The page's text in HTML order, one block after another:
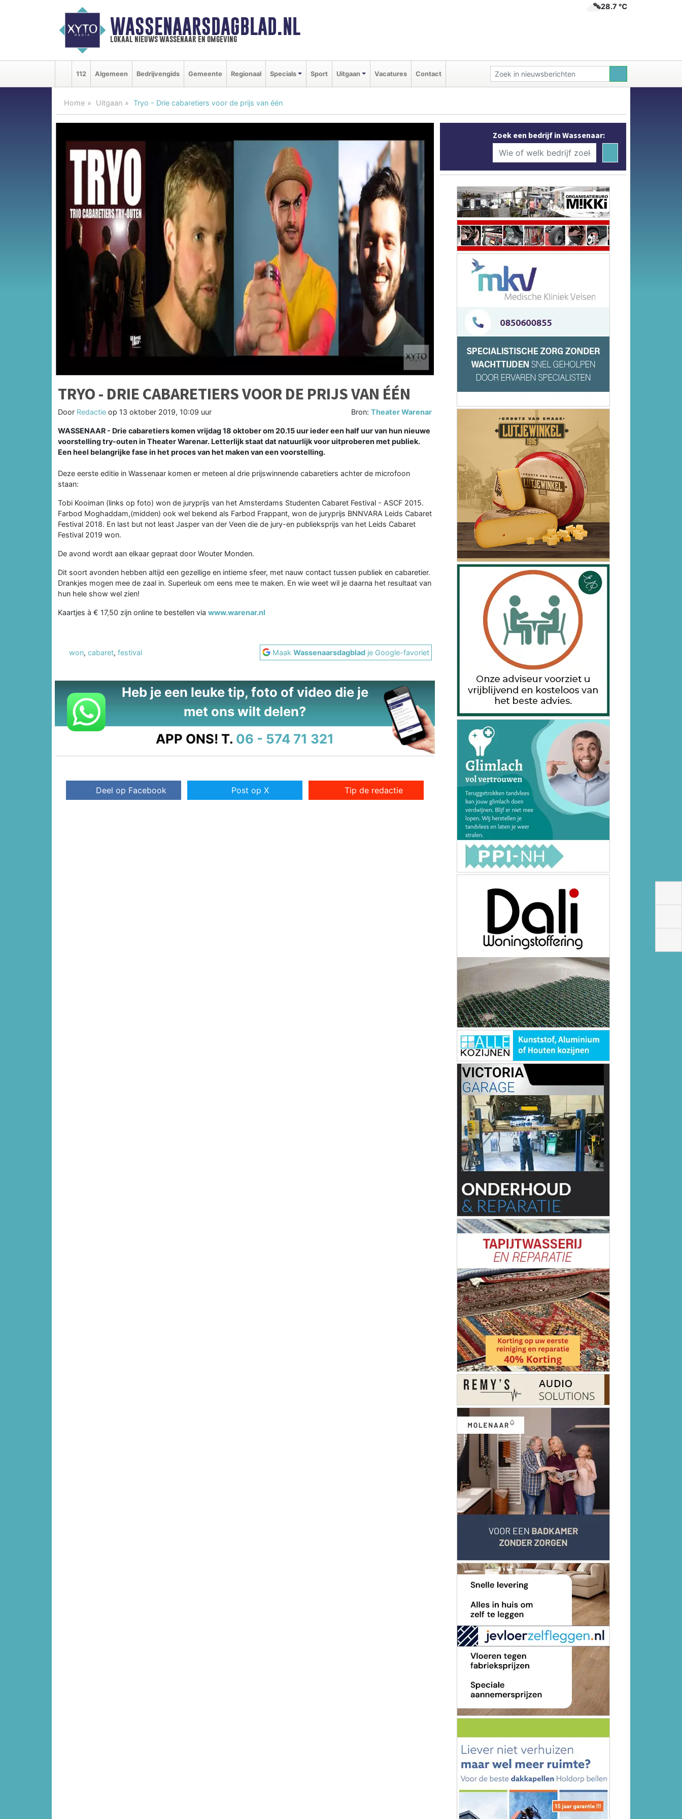
WASSENAARSDAGBLAD.NL
lokaal nieuws wassenaar en omgeving
28.7 ℃
112 Algemeen Bedrijvengids Gemeente Regionaal Specials Sport Uitgaan Vacatures Contact
Home Uitgaan Tryo - Drie cabaretiers voor de prijs van één
TRYO - DRIE CABARETIERS VOOR DE PRIJS VAN ÉÉN
Door Redactie op 13 oktober 2019, 10:09 uur Bron:Theater Warenar
WASSENAAR - Drie cabaretiers komen vrijdag 18 oktober om 20.15 uur ieder een half uur van hun nieuwe
voorstelling try-outen in Theater Warenar. Letterlijk staat dat natuurlijk voor uitproberen met publiek.
Een heel belangrijke fase in het proces van het maken van een voorstelling.
Deze eerste editie in Wassenaar komen er meteen al drie prijswinnende cabaretiers achter de microfoon
staan:
Tobi Kooiman (links op foto) won de juryprijs van het Amsterdams Studenten Cabaret Festival - ASCF 2015.
Farbod Moghaddam,(midden) ook wel bekend als Farbod Frappant, won de juryprijs BNNVARA Leids Cabaret
Festival 2018. En last but not least Jasper van der Veen die de jury-en publieksprijs van het Leids Cabaret
Festival 2019 won.
De avond wordt aan elkaar gepraat door Wouter Monden.
Dit soort avonden hebben altijd een gezellige en intieme sfeer, met nauw contact tussen publiek en cabaretier.
Drankjes mogen mee de zaal in. Superleuk om eens mee te maken. En wie weet wil je daarna het resultaat van
hun hele show wel zien!
Kaartjes à € 17,50 zijn online te bestellen via www.warenar.nl
won, cabaret, festival MaakWassenaarsdagblad je Google-favoriet
Heb je een leuke tip, foto of video die je
met ons wilt delen?
APP ONS! T. 06 - 574 71 321
Deel op Facebook Post op X Tip de redactie
Zoek een bedrijf in Wassenaar: